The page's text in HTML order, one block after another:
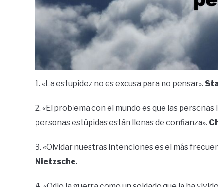
1. «La estupidez no es excusa para no pensar».
2. «El problema con el mundo es que las
personas estúpidas están llenas de confianza».
3. «Olvidar nuestras intenciones es el más
Nietzsche.